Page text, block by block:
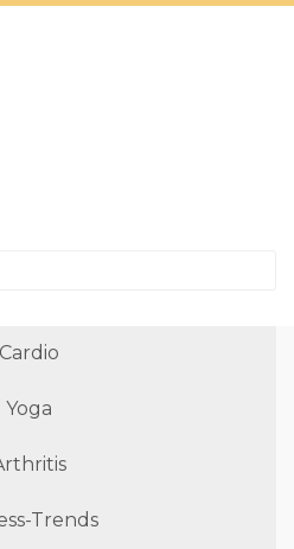
Cardio
Yoga
Trends